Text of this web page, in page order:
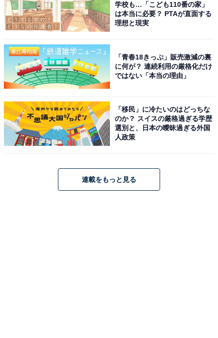
学校も…「こども110番の家」
は本当に必要？ PTAが直面する
理想と現実
「青春18きっぷ」販売激減の裏
に何が？ 連続利用の厳格化だけ
ではない「本当の理由」
「移民」に冷たいのはどっちな
のか？ スイスの厳格過ぎる学歴
選別と、日本の曖昧過ぎる外国
人政策
連載をもっと見る